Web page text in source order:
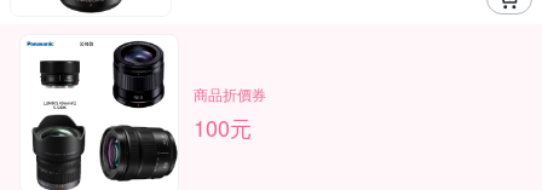
商品折價券
100元